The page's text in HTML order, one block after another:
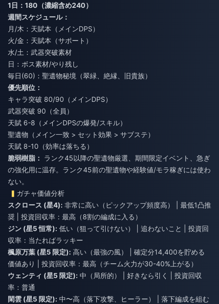
1日：180（濃縮含め240）
週間スケジュール：
月/木：天賦本（メインDPS）
火/金：天賦本（サポート）
水/土：武器突破素材
日：ボス素材/やり残し
毎日(60)：聖遺物秘境（翠緑、絶縁、旧貴族）
優先順位：
キャラ突破 80/90（メインDPS）
武器突破 90（全員）
天賦 6-8（メインDPSの爆発/スキル）
聖遺物（メイン一致 > セット効果 > サブステ）
天賦 8-10（効率は落ちる）
脆弱樹脂： ランク45以降の聖遺物厳選、期間限定イベント、急ぎ
の強化用に温存。ランク45前の聖遺物や経験値/モラ稼ぎには使わ
ない。
ガチャ価値分析
スクロース (星4): 非常に高い（ピックアップ頻度高） | 最低1凸推
奨 | 投資回収率：最高（8割の編成に入る）
ジン (星5 恒常): 低い（狙って引けない） | 追わないこと | 投資回
収率：当たればラッキー
楓原万葉 (星5 限定): 高い（最強の風） | 確定分14,400を貯める
価値あり | 投資回収率：最高（チーム火力が30-40%上がる）
ウェンティ (星5 限定): 中（局所的） | 好きなら引く | 投資回収
率：普通
閑雲 (星5 限定): 中〜高（落下攻撃、ヒーラー） | 落下編成を組む